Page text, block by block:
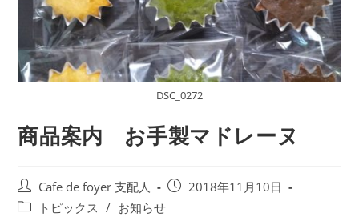
DSC_0272
商品案内 お手製マドレーヌ
投
稿
Cafe de foyer 支配人
投
2018年11月10日
投
トピックス / お知らせ